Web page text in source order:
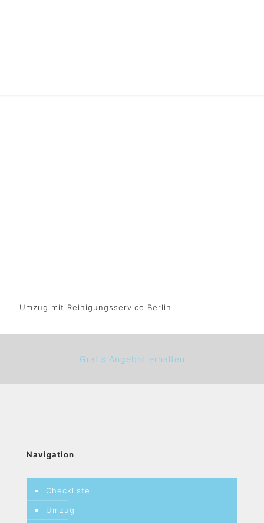
Umzug mit Reinigungsservice Berlin
Gratis Angebot erhalten
Navigation
Checkliste
Umzug